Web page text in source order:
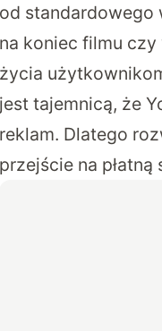
od standardowego
na koniec filmu
życia
jest tajemnicą, że
reklam. Dlatego
przejście na płatną